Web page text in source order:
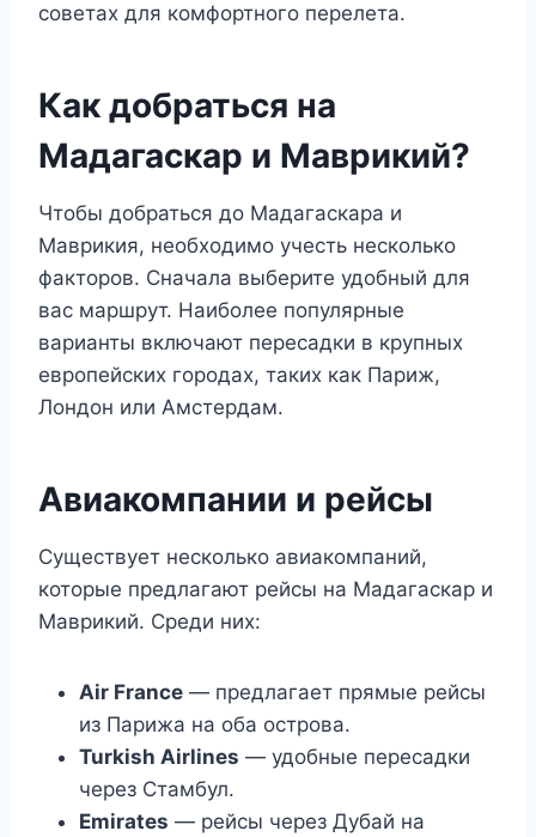
советах для комфортного перелета.
Как добраться на
Мадагаскар и Маврикий?
Чтобы добраться до Мадагаскара и
Маврикия, необходимо учесть несколько
факторов. Сначала выберите удобный для
вас маршрут. Наиболее популярные
варианты включают пересадки в крупных
европейских городах, таких как Париж,
Лондон или Амстердам.
Авиакомпании и рейсы
Существует несколько авиакомпаний,
которые предлагают рейсы на Мадагаскар и
Маврикий. Среди них:
Air France — предлагает прямые рейсы
из Парижа на оба острова.
Turkish Airlines — удобные пересадки
через Стамбул.
Emirates — рейсы через Дубай на